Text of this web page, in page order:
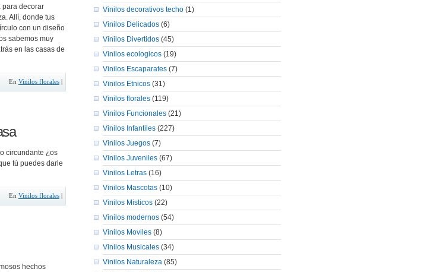
para decorar
Allí, donde tus
con un diseño
sabemos muy
en las casas de
En Vinilos florales
circundante ¿os
tú puedes darle
En Vinilos florales
hechos
Vinilos decorativos techo (1)
Vinilos Delicados (6)
Vinilos Divertidos (45)
Vinilos ecologicos (19)
Vinilos Escaparates (7)
Vinilos Etnicos (31)
Vinilos florales (119)
Vinilos Funcionales (21)
Vinilos Infantiles (227)
Vinilos Juegos (7)
Vinilos Juveniles (67)
Vinilos Letras (16)
Vinilos Mascotas (10)
Vinilos Misticos (22)
Vinilos modernos (54)
Vinilos Moviles (8)
Vinilos Musicales (34)
Vinilos Naturaleza (85)